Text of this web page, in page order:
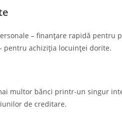
– finanțare rapidă pentru
pentru achiziția locuinței dorite.
multor bănci printr-un singur
de creditare.